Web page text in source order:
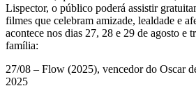
Lispector, o público poderá assistir
filmes que celebram amizade, lealdade e
acontece nos dias 27, 28 e 29 de agosto e
família:
27/08 – Flow (2025), vencedor do Oscar
2025